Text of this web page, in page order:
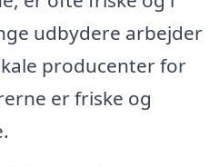
udbydere arbejder
producenter for
er friske og